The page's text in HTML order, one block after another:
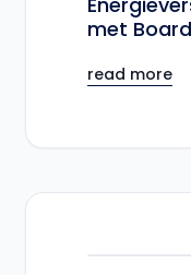
met
read more